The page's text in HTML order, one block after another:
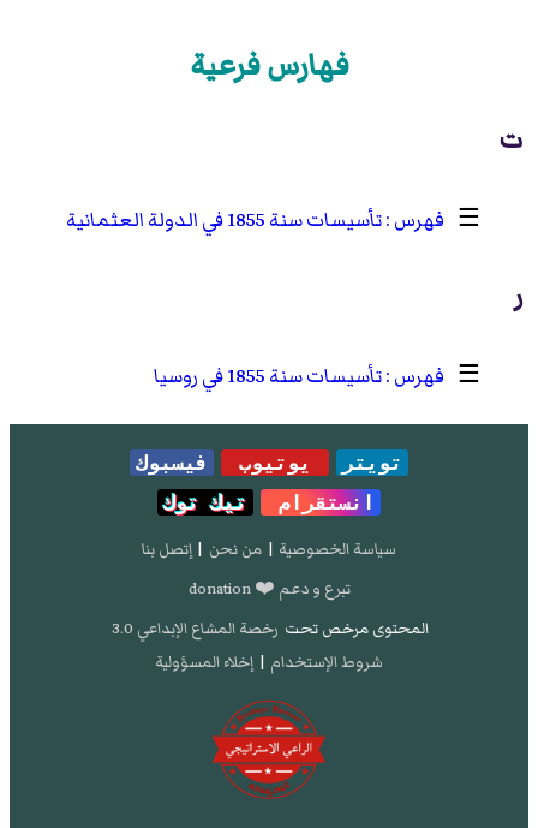
فهارس فرعية
ت
☰ تأسيسات سنة 1855 في الدولة العثمانية
ر
☰ تأسيسات سنة 1855 في روسيا
تويتر يوتيوب
فيسبوك
انستقرام
تيك توك
سياسة الخصوصية | من نحن | إتصل بنا
تبرع و دعم ❤️ donation
المحتوى مرخص تحت رخصة المشاع الإبداعي 3.0
شروط الإستخدام | إخلاء المسؤولية